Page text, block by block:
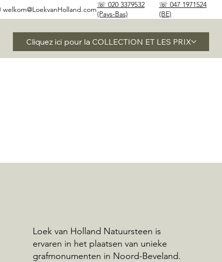
☏ 020 3379532
(Pays-Bas)
☏ 047 1971524
(BE)
welkom@LoekvanHolland.com
Cliquez ici pour la COLLECTION ET LES PRIX
Loek van Holland Natuursteen is
ervaren in het plaatsen van unieke
grafmonumenten in Noord-Beveland.